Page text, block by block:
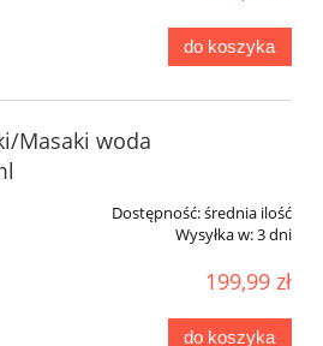
do koszyka
Masaki woda
Dostępność:średnia ilość
Wysyłka w:3 dni
199,99 zł
do koszyka